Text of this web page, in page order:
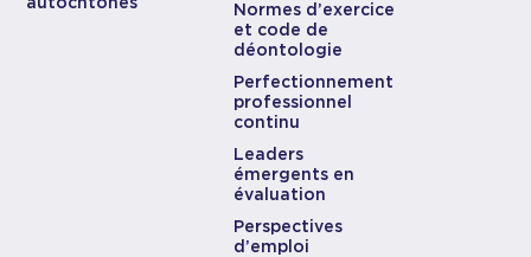
Normes d’exercice
et code de
déontologie
Perfectionnement
professionnel
continu
Leaders
émergents en
évaluation
Perspectives
d’emploi